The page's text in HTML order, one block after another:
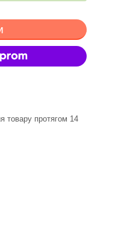
товару протягом 14